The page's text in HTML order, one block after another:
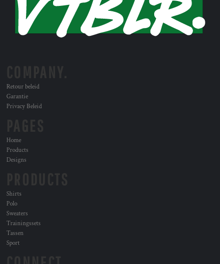
Retour beleid
Garantie
Privacy Beleid
Home
Products
Designs
Shirts
Polo
Sweaters
Trainingssets
Tassen
Sport